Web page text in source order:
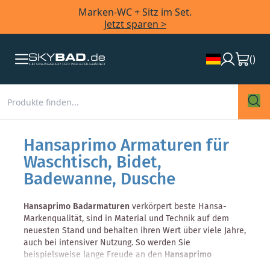
Marken-WC + Sitz im Set.
Jetzt sparen >
()
Hansaprimo Armaturen für
Waschtisch, Bidet,
Badewanne, Dusche
Hansaprimo Badarmaturenverkörpert beste Hansa-
Markenqualität, sind in Material und Technik auf dem
neuesten Stand und behalten ihren Wert über viele Jahre,
auch bei intensiver Nutzung. So werden Sie
beispielsweise lange Freude an den Hansaprimo
haben. Diese erhalten Sie sowohl